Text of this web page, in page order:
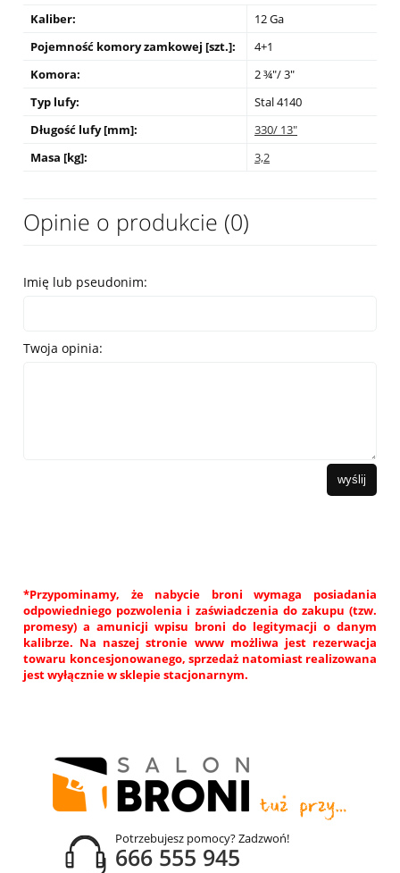
Kaliber:
12 Ga
Pojemność komory zamkowej [szt.]:
4+1
Komora:
2 ¾"/ 3"
Typ lufy:
Stal 4140
Długość lufy [mm]:
330/ 13"
Masa [kg]:
3,2
Opinie o produkcie (0)
Imię lub pseudonim:
Twoja opinia:
wyślij
*Przypominamy, że nabycie broni wymaga posiadania
odpowiedniego pozwolenia i zaświadczenia do zakupu (tzw.
promesy) a amunicji wpisu broni do legitymacji o danym
kalibrze. Na naszej stronie www możliwa jest rezerwacja
towaru koncesjonowanego, sprzedaż natomiast realizowana
jest wyłącznie w sklepie stacjonarnym.
Potrzebujesz pomocy? Zadzwoń!
666 555 945